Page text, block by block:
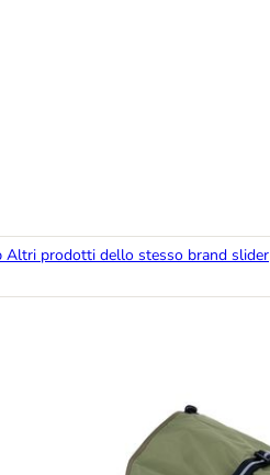
Altri prodotti dello stesso brand slider